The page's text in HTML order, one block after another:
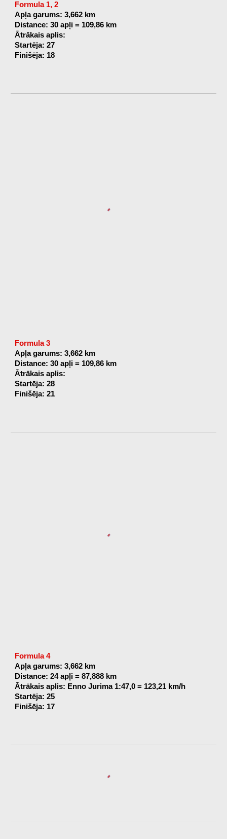
Formula 1, 2
Apļa garums: 3,662 km
Distance: 30 apļi = 109,86 km
Ātrākais aplis:
Startēja: 27
Finišēja: 18
Formula 3
Apļa garums: 3,662 km
Distance: 30 apļi = 109,86 km
Ātrākais aplis:
Startēja: 28
Finišēja: 21
Formula 4
Apļa garums: 3,662 km
Distance: 24 apļi = 87,888 km
Ātrākais aplis: Enno Jurima 1:47,0 = 123,21 km/h
Startēja: 25
Finišēja: 17